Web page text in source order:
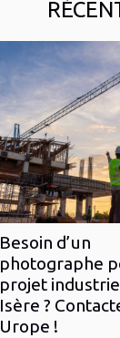
Besoin d’un
photographe
projet
Isère ?
Urope !